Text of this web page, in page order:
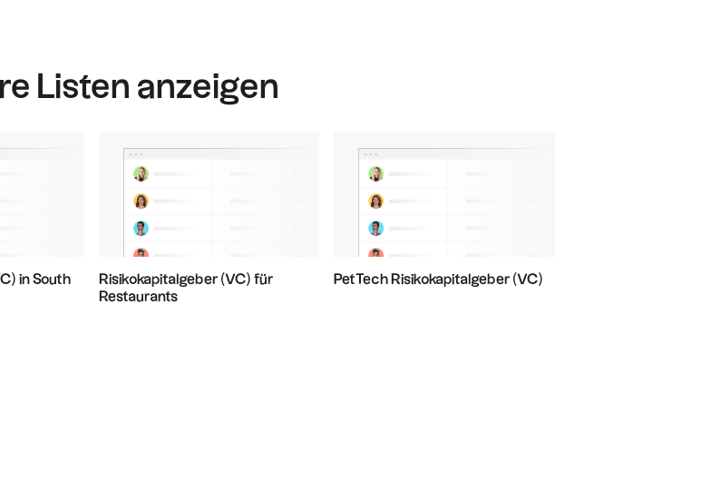
Listen anzeigen
in South
Risikokapitalgeber (VC) für
Restaurants
PetTech Risikokapitalgeber (VC)